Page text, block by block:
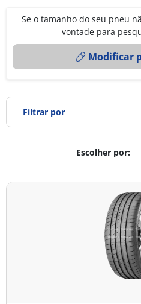
Se o tamanho do seu pneu
vontade para
Modificar
Filtrar por
Todos os tipos (73)
Todas as estações (22)
Escolher por: